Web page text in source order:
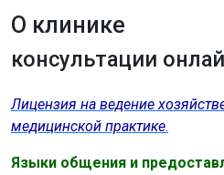
О клинике
консультации
Лицензия на ведение
медицинской практике.
Языки общения и